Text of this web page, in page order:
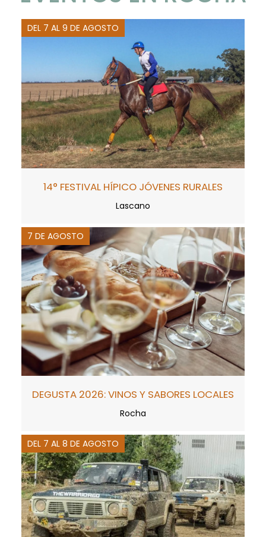
DEL 7 AL 9 DE AGOSTO
14° FESTIVAL HÍPICO JÓVENES RURALES
Lascano
7 DE AGOSTO
DEGUSTA 2026: VINOS Y SABORES LOCALES
Rocha
DEL 7 AL 8 DE AGOSTO